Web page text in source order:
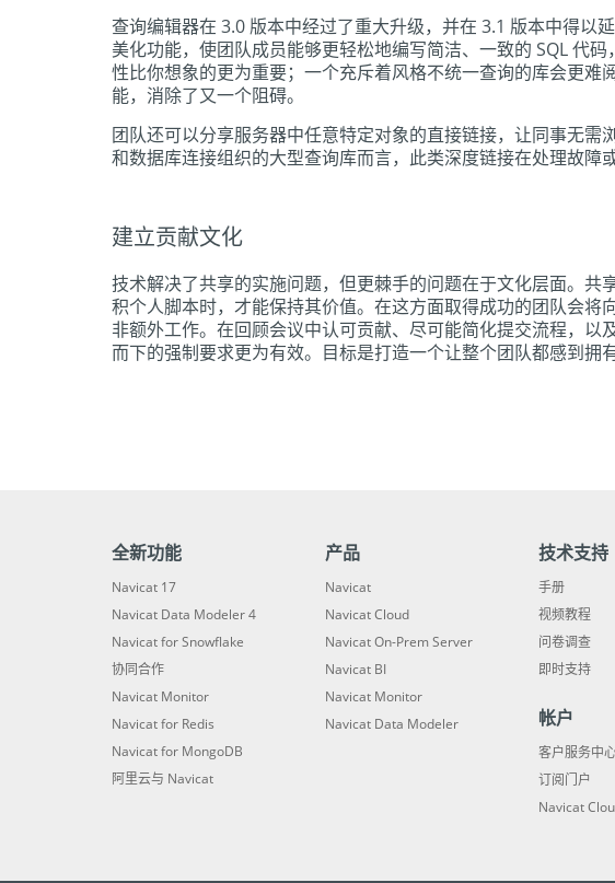
查询编辑器在 3.0 版本中经过了重大升级，并在 3.1 版本中得以
美化功能，使团队成员能够更轻松地编写简洁、一致的 SQL 代
性比你想象的更为重要；一个充斥着风格不统一查询的库会更难
能，消除了又一个阻碍。
团队还可以分享服务器中任意特定对象的直接链接，让同事无需
和数据库连接组织的大型查询库而言，此类深度链接在处理故障
建立贡献文化
技术解决了共享的实施问题，但更棘手的问题在于文化层面。共
积个人脚本时，才能保持其价值。在这方面取得成功的团队会将
非额外工作。在回顾会议中认可贡献、尽可能简化提交流程，以
而下的强制要求更为有效。目标是打造一个让整个团队都感到拥
全新功能
Navicat 17
Navicat Data Modeler 4
Navicat for Snowflake
协同合作
Navicat Monitor
Navicat for Redis
Navicat for MongoDB
阿里云与 Navicat
产品
Navicat
Navicat Cloud
Navicat On-Prem Server
Navicat BI
Navicat Monitor
Navicat Data Modeler
技术支持
手册
视频教程
问卷调查
即时支持
帐户
客户服务中
订阅门户
Navicat